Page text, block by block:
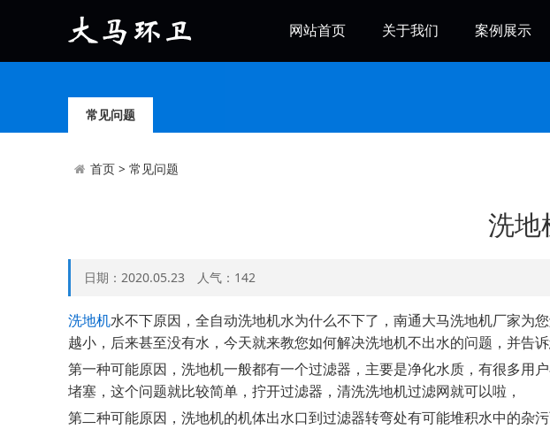
网站首页 关于我们 案例展示
常见问题
首页> 常见问题
洗地
日期：2020.05.23 人气： 142
洗地机水不下原因，全自动洗地机水为什么不下了，南通大马洗地机厂家为
越小，后来甚至没有水，今天就来教您如何解决洗地机不出水的问题，并告
第一种可能原因，洗地机一般都有一个过滤器，主要是净化水质，有很多用
堵塞，这个问题就比较简单，拧开过滤器，清洗洗地机过滤网就可以啦，
第二种可能原因，洗地机的机体出水口到过滤器转弯处有可能堆积水中的杂